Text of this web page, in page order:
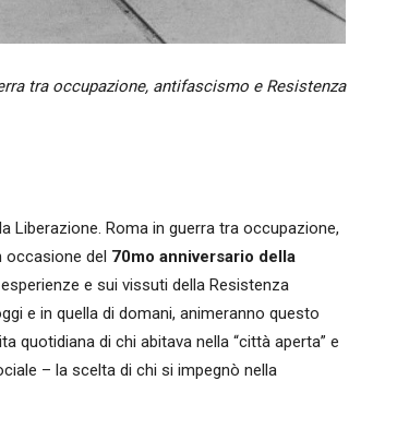
tra occupazione, antifascismo e Resistenza
Liberazione. Roma in guerra tra occupazione,
occasione del 70mo anniversario della
e sui vissuti della Resistenza
e in quella di domani, animeranno questo
quotidiana di chi abitava nella “città aperta” e
– la scelta di chi si impegnò nella